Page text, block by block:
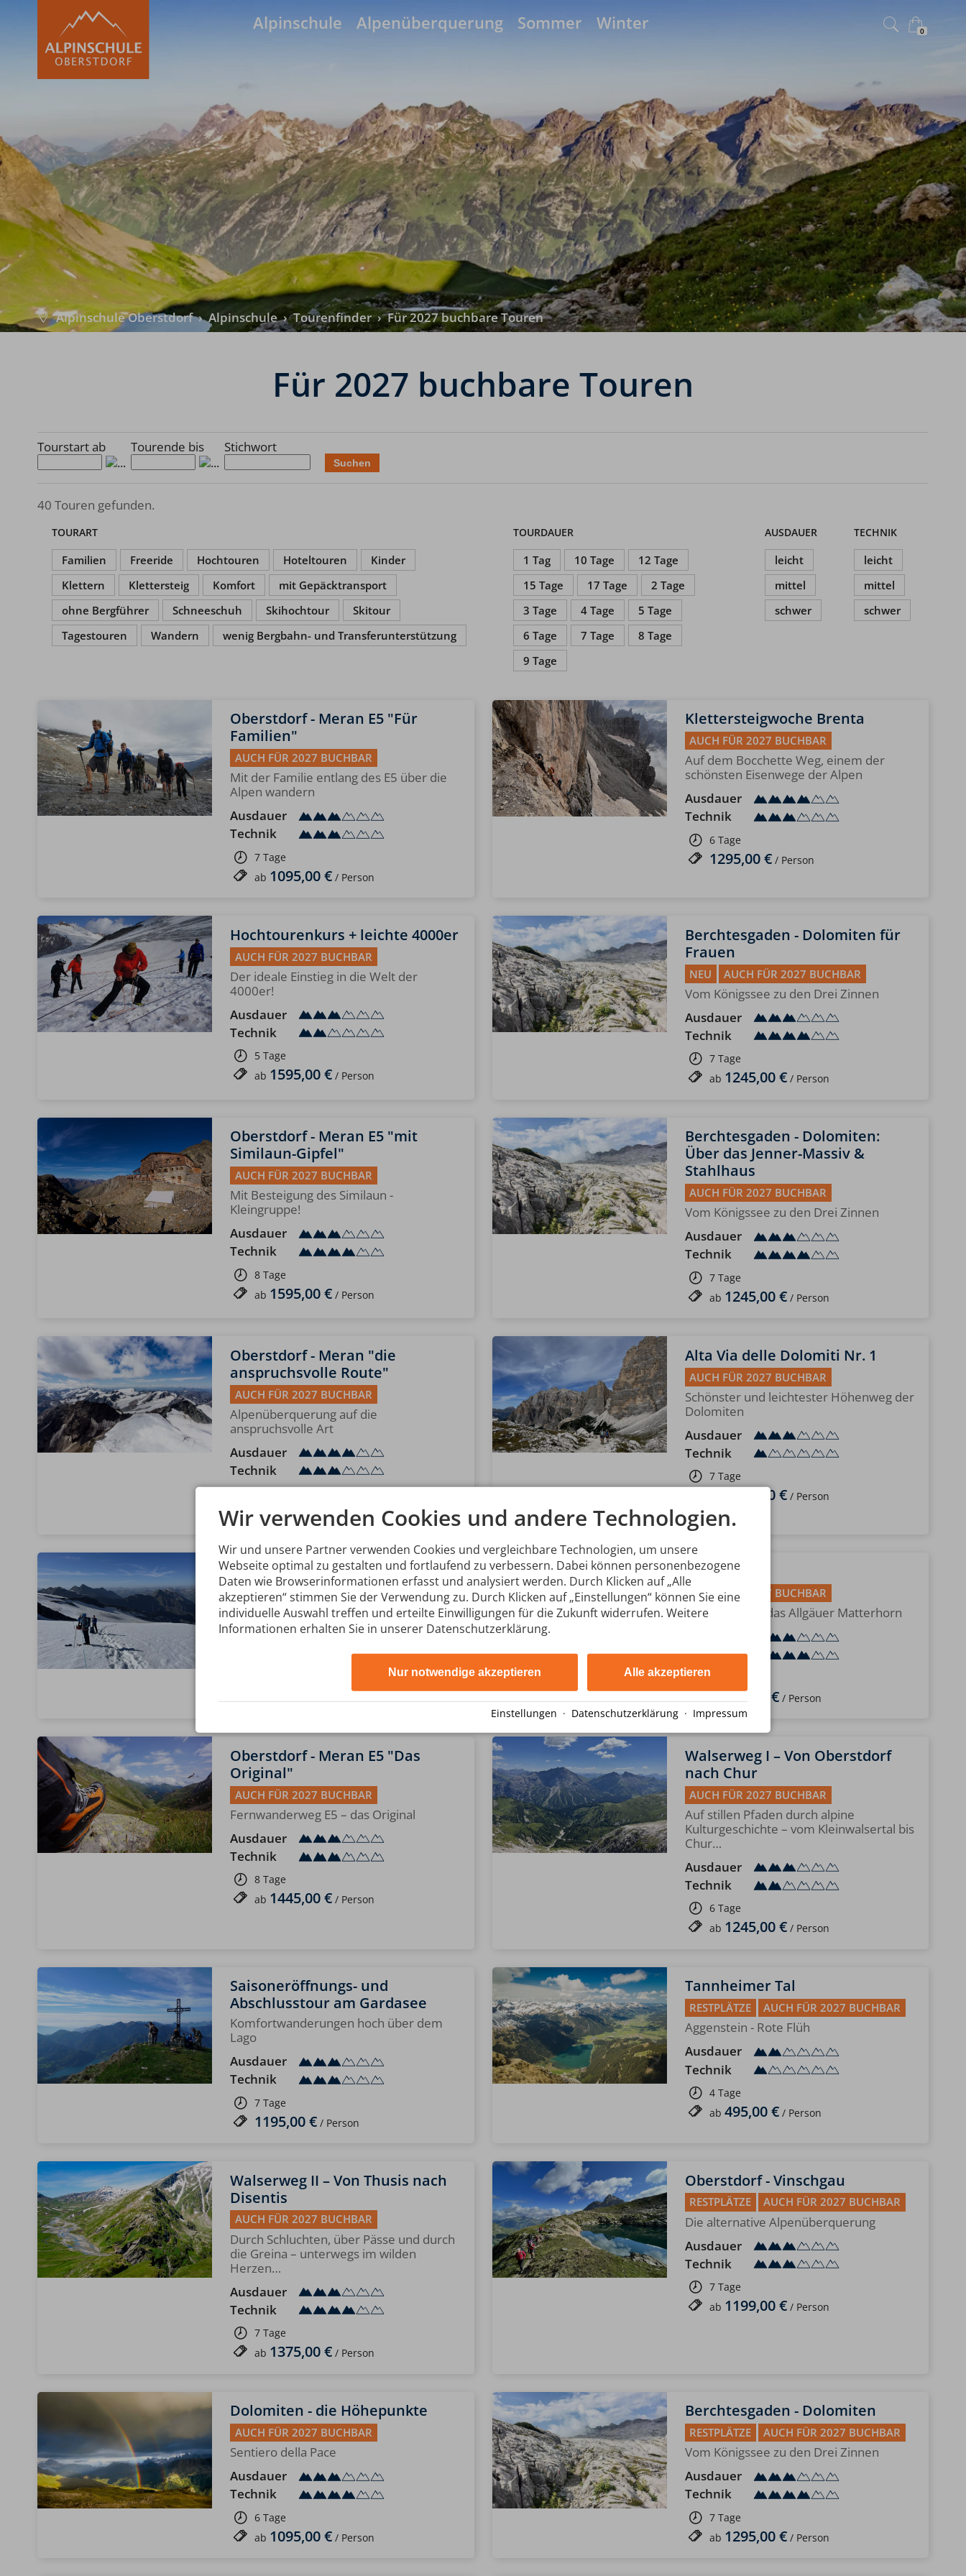
Alpinschule Alpenüberquerung Sommer Winter 0
Warenkorb ist leer
Alpinschule Oberstdorf›Alpinschule›Tourenfinder›Für 2027 buchbare Touren
Für 2027 buchbare Touren
Tourstart ab Tourende bis Stichwort
40 Touren gefunden.
TOURART
Familien Freeride Hochtouren Hoteltouren
Kinder
Klettern
Klettersteig Komfort
mit Gepäcktransport
ohne Bergführer
Schneeschuh Skihochtour
Skitour
Tagestouren
Wandern wenig Bergbahn- und Transferunterstützung
TOURDAUER
1 Tag 10 Tage
12 Tage
15 Tage
17 Tage
2 Tage
3 Tage
4 Tage
5 Tage
6 Tage
7 Tage
8 Tage
9 Tage
AUSDAUER
leicht
mittel
schwer
TECHNIK
leicht
mittel
schwer
Oberstdorf - Meran E5 "Für
Familien"
AUCH FÜR 2027 BUCHBAR
Mit der Familie entlang des E5 über die
Alpen wandern
Ausdauer
Technik
7 Tage
ab 1095,00 € / Person
Klettersteigwoche Brenta
AUCH FÜR 2027 BUCHBAR
Auf dem Bocchette Weg, einem der
schönsten Eisenwege der Alpen
Ausdauer
Technik
6 Tage
1295,00 €/ Person
Hochtourenkurs + leichte 4000er
AUCH FÜR 2027 BUCHBAR
Der ideale Einstieg in die Welt der
4000er!
Ausdauer
Technik
5 Tage
ab 1595,00 € / Person
Berchtesgaden - Dolomiten für
Frauen
NEU AUCH FÜR 2027 BUCHBAR
Vom Königssee zu den Drei Zinnen
Ausdauer
Technik
7 Tage
ab 1245,00 €/ Person
Oberstdorf - Meran E5 "mit
Similaun-Gipfel"
AUCH FÜR 2027 BUCHBAR
Mit Besteigung des Similaun -
Kleingruppe!
Ausdauer
Technik
8 Tage
ab 1595,00 € / Person
Berchtesgaden - Dolomiten:
Über das Jenner-Massiv &
Stahlhaus
AUCH FÜR 2027 BUCHBAR
Vom Königssee zu den Drei Zinnen
Ausdauer
Technik
7 Tage
ab 1245,00 €/ Person
Oberstdorf - Meran "die
anspruchsvolle Route"
AUCH FÜR 2027 BUCHBAR
Alpenüberquerung auf die
anspruchsvolle Art
Ausdauer
Technik
ab1495,00 €/ Person
Alta Via delle Dolomiti Nr. 1
AUCH FÜR 2027 BUCHBAR
Schönster und leichtester Höhenweg der
Dolomiten
Ausdauer
Technik
7 Tage
1295,00 €/ Person
Großvenediger Woche
AUCH FÜR 2027 BUCHBAR
Die weltalte Majestät
Ausdauer
ab1195,00 €/ Person
Hochvogel
AUCH FÜR 2027 BUCHBAR
In 2 Tagen auf das Allgäuer Matterhorn
Technik
2 Tage
ab285,00 €/ Person
Oberstdorf - Meran E5 "Das
Original"
AUCH FÜR 2027 BUCHBAR
Fernwanderweg E5 – das Original
Ausdauer
Technik
8 Tage
ab 1445,00 € / Person
Walserweg I – Von Oberstdorf
nach Chur
AUCH FÜR 2027 BUCHBAR
Auf stillen Pfaden durch alpine
Kulturgeschichte – vom Kleinwalsertal bis
Chur…
Ausdauer
Technik
6 Tage
ab 1245,00 €/ Person
Saisoneröffnungs- und
Abschlusstour am Gardasee
Komfortwanderungen hoch über dem
Lago
Ausdauer
Technik
7 Tage
1195,00 € / Person
Tannheimer Tal
RESTPLÄTZE AUCH FÜR 2027 BUCHBAR
Aggenstein - Rote Flüh
Ausdauer
Technik
4 Tage
ab 495,00 €/ Person
Walserweg II – Von Thusis nach
Disentis
AUCH FÜR 2027 BUCHBAR
Durch Schluchten, über Pässe und durch
die Greina – unterwegs im wilden
Herzen…
Ausdauer
Technik
7 Tage
ab 1375,00 € / Person
Oberstdorf - Vinschgau
RESTPLÄTZE AUCH FÜR 2027 BUCHBAR
Die alternative Alpenüberquerung
Ausdauer
Technik
7 Tage
ab 1199,00 €/ Person
Dolomiten - die Höhepunkte
AUCH FÜR 2027 BUCHBAR
Sentiero della Pace
Ausdauer
Technik
6 Tage
ab 1095,00 € / Person
Berchtesgaden - Dolomiten
RESTPLÄTZE AUCH FÜR 2027 BUCHBAR
Vom Königssee zu den Drei Zinnen
Ausdauer
Technik
7 Tage
ab 1295,00 €/ Person
Wir verwenden Cookies und andere Technologien.
Wir und unsere Partner verwenden Cookies und vergleichbare Technologien, um unsere
Webseite optimal zu gestalten und fortlaufend zu verbessern. Dabei können personenbezogene
Daten wie Browserinformationen erfasst und analysiert werden. Durch Klicken auf „Alle
akzeptieren“ stimmen Sie der Verwendung zu. Durch Klicken auf „Einstellungen“ können Sie eine
individuelle Auswahl treffen und erteilte Einwilligungen für die Zukunft widerrufen. Weitere
Informationen erhalten Sie in unserer Datenschutzerklärung.
Alle akzeptieren
Nur notwendige akzeptieren
Einstellungen · Datenschutzerklärung · Impressum